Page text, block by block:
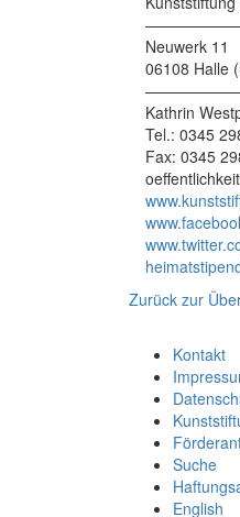
Neuwerk 11
06108 Halle
Kathrin
Tel.: 0345
Fax: 0345
Zurück zur
Kontakt
Suche
English